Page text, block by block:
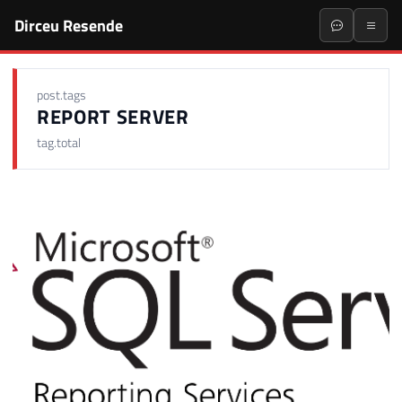
Dirceu Resende
post.tags
REPORT SERVER
tag.total